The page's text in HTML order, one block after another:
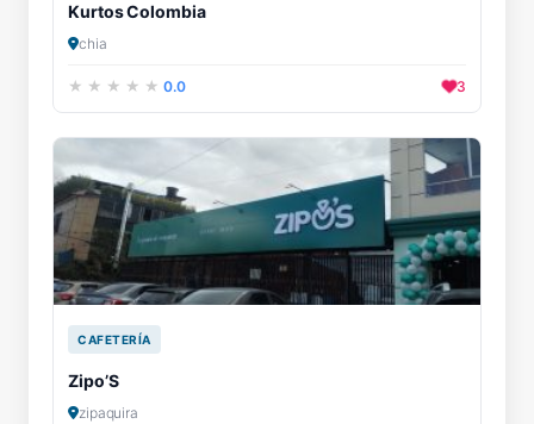
Kurtos Colombia
chia
0.0 3
CAFETERÍA
Zipo’S
zipaquira